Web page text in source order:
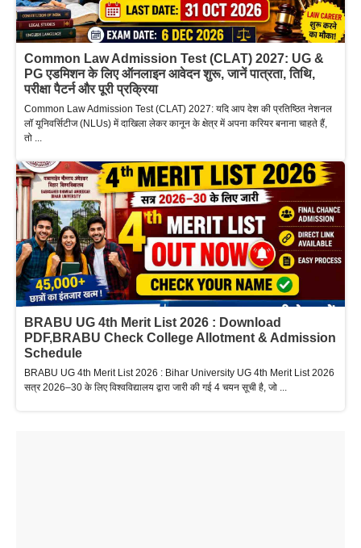
Common Law Admission Test (CLAT) 2027: UG &
PG एडमिशन के लिए ऑनलाइन आवेदन शुरू, जानें पात्रता, तिथि,
परीक्षा पैटर्न और पूरी प्रक्रिया
Common Law Admission Test (CLAT) 2027: यदि आप देश की प्रतिष्ठित नेशनल
लॉ यूनिवर्सिटीज (NLUs) में दाखिला लेकर कानून के क्षेत्र में अपना करियर बनाना चाहते हैं,
तो ...
BRABU UG 4th Merit List 2026 : Download
PDF,BRABU Check College Allotment & Admission
Schedule
BRABU UG 4th Merit List 2026 : Bihar University UG 4th Merit List 2026
सत्र 2026–30 के लिए विश्वविद्यालय द्वारा जारी की गई 4 चयन सूची है, जो ...